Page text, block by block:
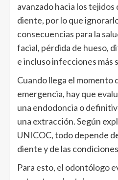
avanzado hacia los tejidos
diente, por lo que
consecuencias para la
facial, pérdida de hueso,
e incluso infecciones más
Cuando llega el momento
emergencia, hay que
una endodoncia o
una extracción. Según
UNICOC, todo depende
diente y de las
Para esto, el odontólogo